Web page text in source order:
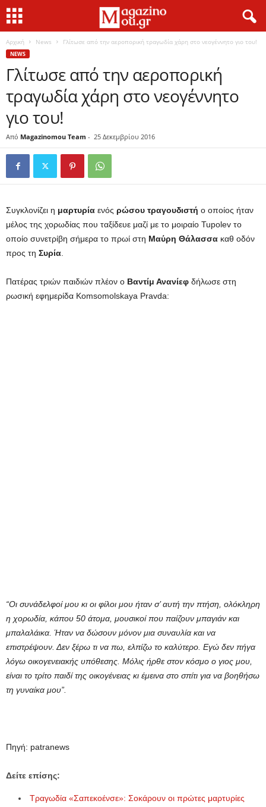
Αρχική News Γλίτωσε από την αεροπορική τραγωδία χάρη στο νεογέννητο γιο του!
NEWS
Γλίτωσε από την αεροπορική
τραγωδία χάρη στο νεογέννητο
γιο του!
Από Magazinomou Team - 25 Δεκεμβρίου 2016
Συγκλονίζει η μαρτυρία ενός ρώσου τραγουδιστή ο οποίος ήταν
μέλος της χορωδίας που ταξίδευε μαζί με το μοιραίο Tupolev το
οποίο συνετρίβη σήμερα το πρωί στη Μαύρη Θάλασσα καθ οδόν
προς τη Συρία
Πατέρας τριών παιδιών πλέον ο Βαντίμ Ανανίεφ δήλωσε στη
ρωσική εφημερίδα Komsomolskaya Pravda:
“Οι συνάδελφοί μου κι οι φίλοι μου ήταν σ’ αυτή την πτήση, ολόκληρη
η χορωδία, κάπου 50 άτομα, μουσικοί που παίζουν μπαγιάν και
μπαλαλάικα. Ήταν να δώσουν μόνον μια συναυλία και να
επιστρέψουν. Δεν ξέρω τι να πω, ελπίζω το καλύτερο. Εγώ δεν πήγα
λόγω οικογενειακής υπόθεσης. Μόλις ήρθε στον κόσμο ο γιος μου,
είναι το τρίτο παιδί της οικογένειας κι έμεινα στο σπίτι για να βοηθήσω
τη γυναίκα μου”.
Πηγή: patranews
Δείτε επίσης:
Τραγωδία «Σαπεκοένσε»: Σοκάρουν οι πρώτες μαρτυρίες